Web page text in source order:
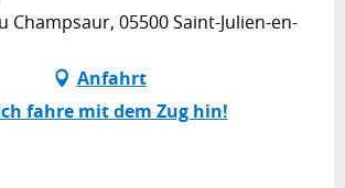
Champsaur, 05500 Saint-Julien-en-
Anfahrt
fahre mit dem Zug hin!